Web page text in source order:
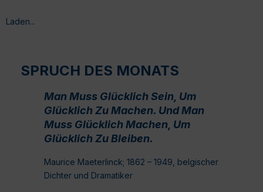
Laden...
SPRUCH DES MONATS
Man Muss Glücklich Sein, Um
Glücklich Zu Machen. Und Man
Muss Glücklich Machen, Um
Glücklich Zu Bleiben.
Maurice Maeterlinck; 1862 – 1949, belgischer
Dichter und Dramatiker